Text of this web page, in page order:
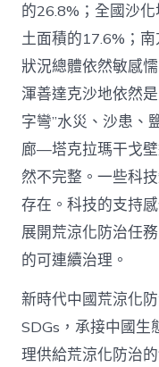
的26.8%；全國沙
土面積的17.6%；
狀況總體依然敏感
渾善達克沙地依然
字彎”水災、沙患、
廊—塔克拉瑪干戈
然不完整。一些科
存在。科技的支持
展開荒涼化防治任
的可連續治理。
新時代中國荒涼化
SDGs，承接中國生
理供給荒涼化防治